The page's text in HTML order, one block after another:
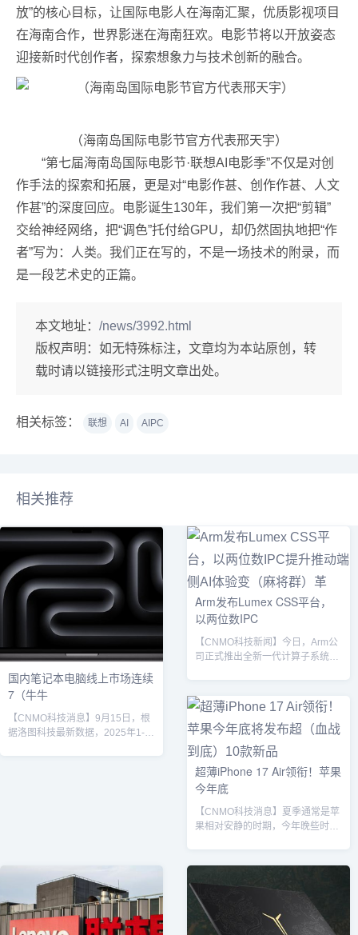
放”的核心目标，让国际电影人在海南汇聚，优质影视项目
在海南合作，世界影迷在海南狂欢。电影节将以开放姿态
迎接新时代创作者，探索想象力与技术创新的融合。
（海南岛国际电影节官方代表邢天宇）
“第七届海南岛国际电影节·联想AI电影季”不仅是对创
作手法的探索和拓展，更是对“电影作甚、创作作甚、人文
作甚”的深度回应。电影诞生130年，我们第一次把“剪辑”
交给神经网络，把“调色”托付给GPU，却仍然固执地把“作
者”写为：人类。我们正在写的，不是一场技术的附录，而
是一段艺术史的正篇。
本文地址： /news/3992.html
版权声明： 如无特殊标注，文章均为本站原创，转
载时请以链接形式注明文章出处。
相关标签： 联想 AI AIPC
相关推荐
国内笔记本电脑线上市场连续
7（牛牛
【CNMO科技消息】9月15日，根
据洛图科技最新数据，2025年1-7
脑市场呈现出明显的价格分化，...
Arm发布Lumex CSS平台，
以两位数IPC
【CNMO科技新闻】今日，Arm公
司正式推出全新一代计算子系统平
PC设备提供更强大的AI算力支撑，
带来包括智能语音助手、实时翻
译、个性化服务等在内的丰富端侧
AI体验。据悉，Lumex平台在多方
面实现显著性能突破，尤其在AI推
理、能效管理与图形处理等领域提
升显著。性能方面，Lumex CSS
展（SME2...
超薄iPhone 17 Air领衔！苹果
今年底
【CNMO科技消息】夏季通常是苹
果相对安静的时期，今年晚些时
括iPhone 17系列、Apple Watch
系列、M5芯片设备、家用配件及
其他产品。苹果iPhone 17系列将
重点更新：iPhone 17：设计与